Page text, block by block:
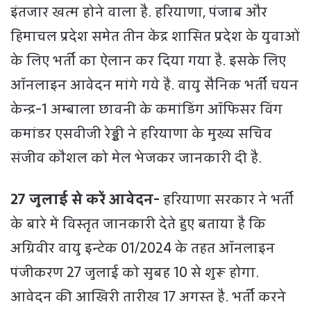
इंतजार खत्म होने वाला है. हरियाणा, पंजाब और
हिमाचल प्रदेश समेत तीन केंद्र शासित प्रदेश के युवाओं
के लिए भर्ती का ऐलान कर दिया गया है. इसके लिए
ऑनलाइन आवेदन मांगे गये हैं. वायु सैनिक भर्ती चयन
केन्द्र-1 अम्बाला छावनी के कमांडिंग ऑफिसर विंग
कमांडर एसवीजी रेड्डी ने हरियाणा के मुख्य सचिव
संजीव कौशल को मेल भेजकर जानकारी दी है.
27 जुलाई से करें आवेदन-हरियाणा सरकार ने भर्ती
के बारे में विस्तृत जानकारी देते हुए बताया है कि
अग्रिवीर वायु इन्टेक 01/2024 के तहत ऑनलाइन
पंजीकरण 27 जुलाई को सुबह 10 से शुरू होगा.
आवेदन की आखिरी तारीख 17 अगस्त है. भर्ती करने